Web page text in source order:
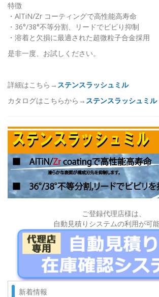
特徴
・AlTiN/Zr コーティングで高性能高寿命
・36°/38°不等分割、リードでビビり抑制
・溶着と欠損に最適された超微粒子合金採用
是非一度、お試しください。
詳細はこちら→ ステンスラッシュミル
カタログはこちらから→ ステンスラッシュミル
ご登録代理店様は、
自動見積りシステムの利用が可
新着情報